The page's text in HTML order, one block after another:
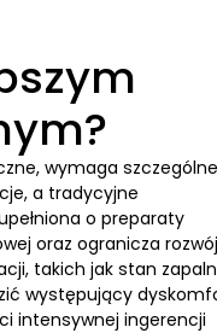
wymaga
a tradycyjne
o preparaty
oraz ogranicza rozwój
takich jak stan
występujący
intensywnej ingerencji